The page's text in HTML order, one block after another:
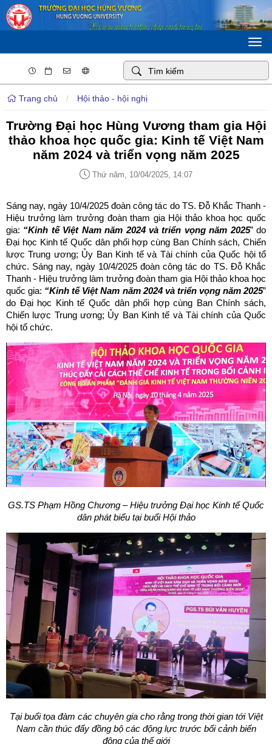
Trang chủ / Hội thảo - hội nghị
Trường Đại học Hùng Vương tham gia Hội
thảo khoa học quốc gia: Kinh tế Việt Nam
năm 2024 và triển vọng năm 2025
Thứ năm, 10/04/2025, 14:07
Sáng nay, ngày 10/4/2025 đoàn công tác do TS. Đỗ Khắc Thanh -
Hiệu trưởng làm trưởng đoàn tham gia Hội thảo khoa học quốc
gia: “Kinh tế Việt Nam năm 2024 và triển vọng năm 2025” do
Đại học Kinh tế Quốc dân phối hợp cùng Ban Chính sách, Chiến
lược Trung ương; Ủy Ban Kinh tế và Tài chính của Quốc hội tổ
chức. Sáng nay, ngày 10/4/2025 đoàn công tác do TS. Đỗ Khắc
Thanh - Hiệu trưởng làm trưởng đoàn tham gia Hội thảo khoa học
quốc gia: “Kinh tế Việt Nam năm 2024 và triển vọng năm 2025”
do Đại học Kinh tế Quốc dân phối hợp cùng Ban Chính sách,
Chiến lược Trung ương; Ủy Ban Kinh tế và Tài chính của Quốc
hội tổ chức.
GS.TS Phạm Hồng Chương – Hiệu trưởng Đại học Kinh tế Quốc
dân phát biểu tại buổi Hội thảo
Tại buổi tọa đàm các chuyên gia cho rằng trong thời gian tới Việt
Nam cần thúc đẩy đồng bộ các động lực trước bối cảnh biến
động của thế giới